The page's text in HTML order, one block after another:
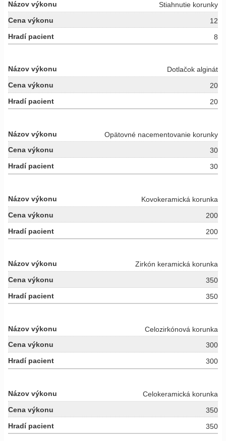
Stiahnutie korunky
12
8
Dotlačok alginát
20
20
Opätovné nacementovanie korunky
30
30
Kovokeramická korunka
200
200
Zirkón keramická korunka
350
350
Celozirkónová korunka
300
300
Celokeramická korunka
350
350